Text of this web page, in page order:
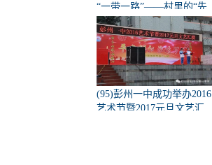
“一带一路”——村里的“先
富带动后富”
(95)彭州一中成功举办2016
艺术节暨2017元旦文艺汇